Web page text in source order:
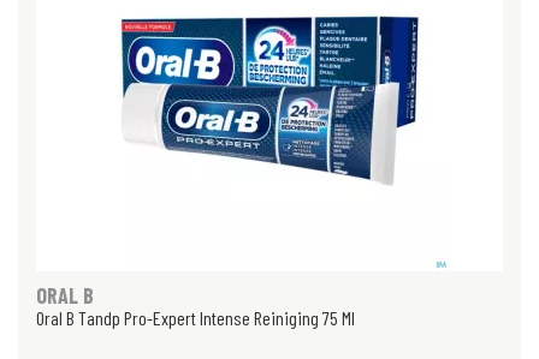
ORAL B
Oral B Tandp Pro-Expert Intense Reiniging 75 Ml